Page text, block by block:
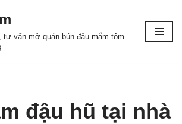
tư vấn mở quán bún đậu mắm tôm.
đậu hũ tại nhà